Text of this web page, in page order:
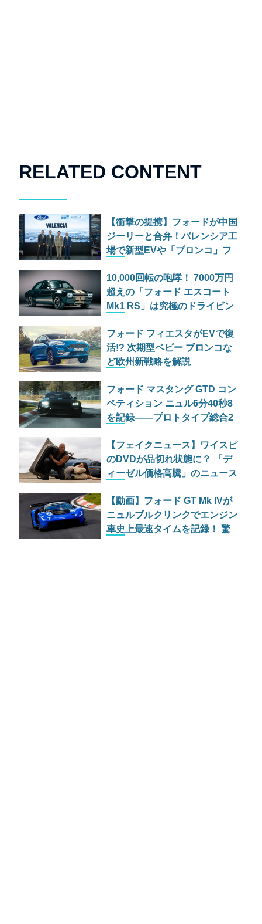
RELATED CONTENT
【衝撃の提携】フォードが中国
ジーリーと合弁！バレンシア工
場で新型EVや「ブロンコ」フ
10,000回転の咆哮！ 7000万円
超えの「フォード エスコート
Mk1 RS」は究極のドライビン
フォード フィエスタがEVで復
活!? 次期型ベビー ブロンコな
ど欧州新戦略を解説
フォード マスタング GTD コン
ペティション ニュル6分40秒8
を記録——プロトタイプ総合2
た改良内容の全貌
【フェイクニュース】ワイスピ
のDVDが品切れ状態に？ 「デ
ィーゼル価格高騰」のニュース
い
【動画】フォード GT Mk IVが
ニュルブルクリンクでエンジン
車史上最速タイムを記録！ 驚